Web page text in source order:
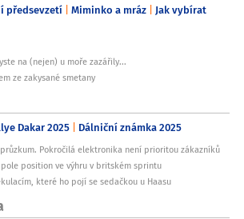
předsevzetí Miminko a mráz Jak vybírat
na (nejen) u moře zazářily...
ze zakysané smetany
Dakar 2025 Dálniční známka 2025
Pokročilá elektronika není prioritou zákazníků
position ve výhru v britském sprintu
které ho pojí se sedačkou u Haasu